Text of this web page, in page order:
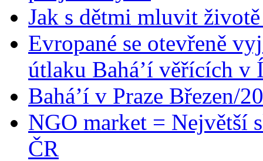
Jak s dětmi mluvit
Evropané se otevřeně
útlaku Bahá’í věřících v
Bahá’í v Praze Březen/
NGO market = Největší
ČR